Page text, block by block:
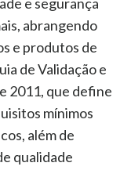
abrangendo
e produtos de
de Validação e
2011, que define
mínimos
além de
qualidade